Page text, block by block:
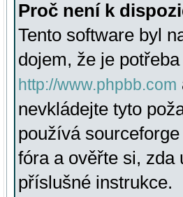
Proč není k
Tento software byl
dojem, že je
http://www.phpbb.com
nevkládejte tyto
používá
fóra a ověřte si, zda
příslušné instrukce.